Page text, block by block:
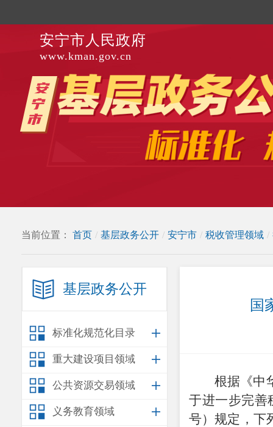
安宁市人民政府
www.kman.gov.cn
当前位置： 首页 / 基层政务公开 / 安宁市 / 税收管理领域 /
基层政务公开
标准化规范化目录
重大建设项目领域
公共资源交易领域
义务教育领域
国
根据《中
于进一步完善
号）规定，下